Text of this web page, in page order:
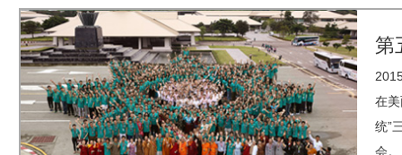
第
在美
统”
会。